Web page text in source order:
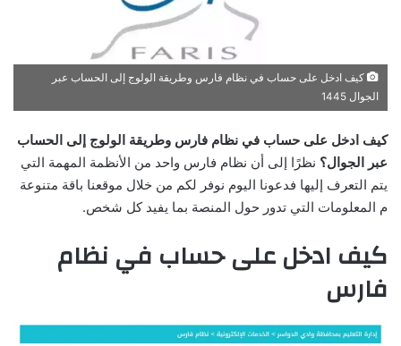
كيف ادخل على حساب في نظام فارس وطريقة الولوج إلى الحساب عبر
الجوال 1445
كيف ادخل على حساب في نظام فارس وطريقة الولوج إلى الحساب
عبر الجوال؟ نظرًا إلى أن نظام فارس واحد من الأنظمة المهمة التي
يتم التعرف إليها فدعونا اليوم نوفر لكم من خلال موقعنا باقة متنوعة
م المعلومات التي تدور حول المنصة بما يفيد كل شخص.
كيف ادخل على حساب في نظام
فارس